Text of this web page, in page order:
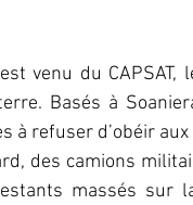
venu du CAPSAT,
Basés à
à refuser d’obéir
des camions
massés sur